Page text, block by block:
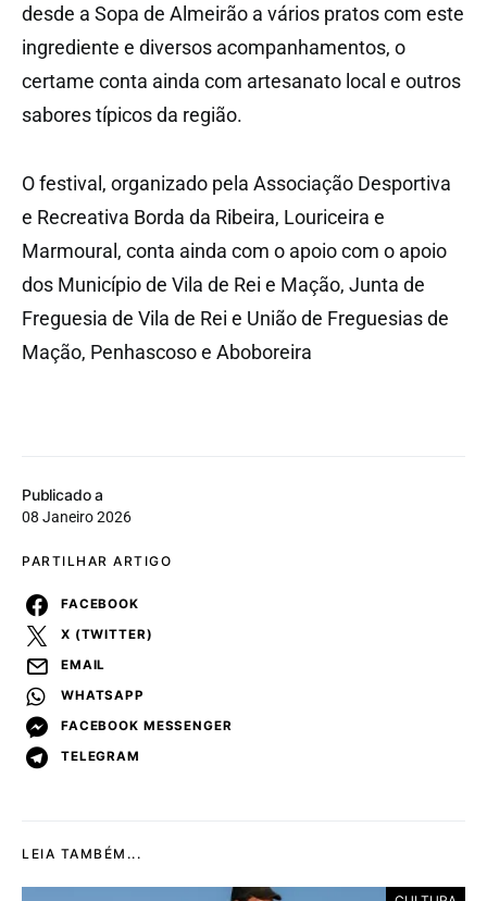
Publicado a
08 Janeiro 2026
PARTILHAR ARTIGO
FACEBOOK
X (TWITTER)
EMAIL
WHATSAPP
FACEBOOK MESSENGER
TELEGRAM
desde a Sopa de Almeirão a vários pratos com este
ingrediente e diversos acompanhamentos, o
certame conta ainda com artesanato local e outros
sabores típicos da região.
O festival, organizado pela Associação Desportiva
e Recreativa Borda da Ribeira, Louriceira e
Marmoural, conta ainda com o apoio com o apoio
dos Município de Vila de Rei e Mação, Junta de
Freguesia de Vila de Rei e União de Freguesias de
Mação, Penhascoso e Aboboreira
LEIA TAMBÉM...